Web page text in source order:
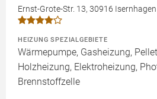
Ernst-Grote-Str. 13, 30916 Isernhagen
HEIZUNG SPEZIALGEBIETE
Wärmepumpe, Gasheizung,
Holzheizung, Elektroheizung,
Brennstoffzelle